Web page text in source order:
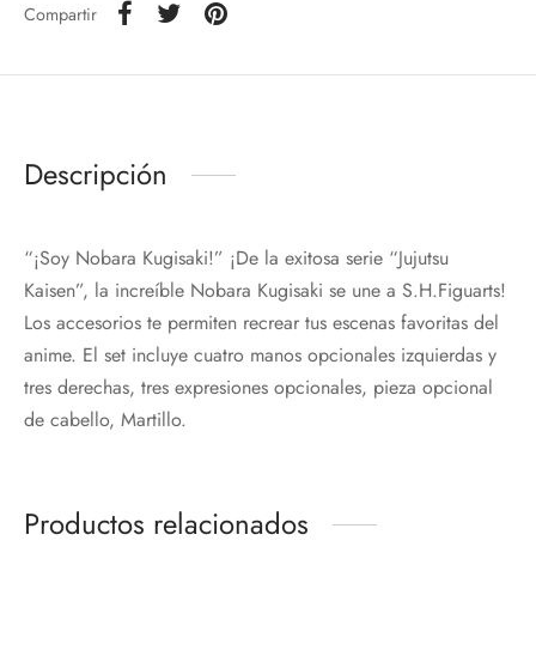
Compartir
Descripción
“¡Soy Nobara Kugisaki!” ¡De la exitosa serie “Jujutsu
Kaisen”, la increíble Nobara Kugisaki se une a S.H.Figuarts!
Los accesorios te permiten recrear tus escenas favoritas del
anime. El set incluye cuatro manos opcionales izquierdas y
tres derechas, tres expresiones opcionales, pieza opcional
de cabello, Martillo.
Productos relacionados